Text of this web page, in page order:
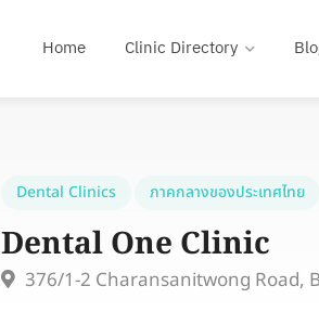
Home Clinic Directory
Dental Clinics ภาคกลางของประเทศไทย
Dental One Clinic
376/1-2 Charansanitwong Road,